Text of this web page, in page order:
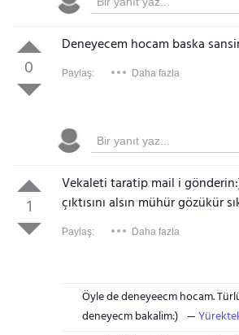
0
Deneyecem hocam baska
Paylaş: Daha fazla
1
Vekaleti taratip mail i
çıktısını alsın mühür gözükür
Paylaş: Daha fazla
Öyle de deneyeecm hocam.
deneyecm bakalim:)